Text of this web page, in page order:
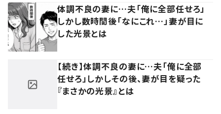
体調不良の妻に…夫「俺に全部任せろ」
しかし数時間後「なにこれ…」妻が目に
した光景とは
【続き】体調不良の妻に…夫「俺に全部
任せろ」しかしその後、妻が目を疑った
『まさかの光景』とは